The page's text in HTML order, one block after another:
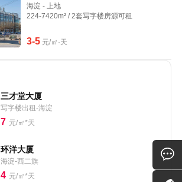
海淀 - 上地
224-7420m² / 2套写字楼房源可租
3-5元/㎡·天
三才堂大厦
写字楼出租-海淀
7 元/㎡*天
环洋大厦
海淀-西二旗
4 元/㎡*天